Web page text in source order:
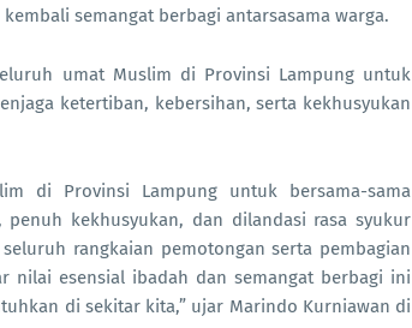
semangat berbagi antarsasama warga.
umat Muslim di Provinsi Lampung untuk
ketertiban, kebersihan, serta kekhusyukan
di Provinsi Lampung untuk bersama-sama
kekhusyukan, dan dilandasi rasa syukur
rangkaian pemotongan serta pembagian
nilai esensial ibadah dan semangat berbagi ini
di sekitar kita,” ujar Marindo Kurniawan di